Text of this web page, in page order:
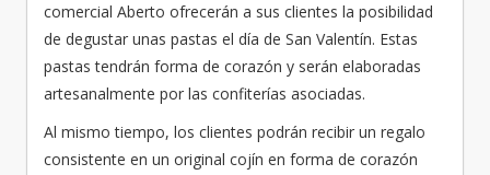
comercial Aberto ofrecerán a sus clientes la posibilidad
de degustar unas pastas el día de San Valentín. Estas
pastas tendrán forma de corazón y serán elaboradas
artesanalmente por las confiterías asociadas.
Al mismo tiempo, los clientes podrán recibir un regalo
consistente en un original cojín en forma de corazón